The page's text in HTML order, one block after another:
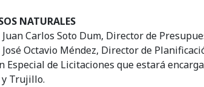
NATURALES
Carlos Soto Dum, Director de
Octavio Méndez, Director de
Especial de Licitaciones que estará
y Trujillo.